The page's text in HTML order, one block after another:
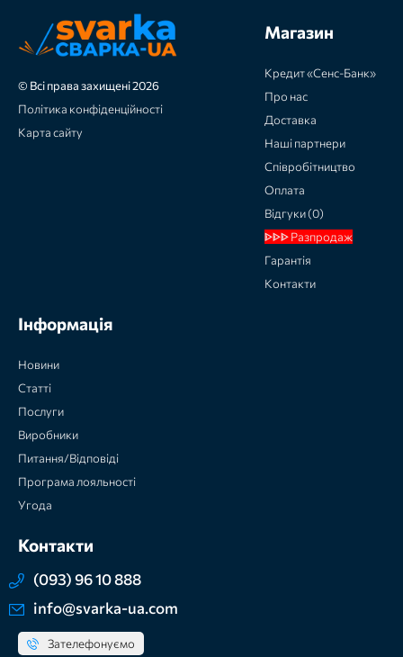
© Всі права захищені 2026
Політика конфіденційності
Карта сайту
Магазин
Кредит «Сенс-Банк»
Про нас
Доставка
Наші партнери
Співробітництво
Оплата
Відгуки (0)
ᐈᐈᐈ Разпродаж
Гарантія
Контакти
Інформація
Новини
Статті
Послуги
Виробники
Питання/Відповіді
Програма лояльності
Угода
Контакти
(093) 96 10 888
info@svarka-ua.com
Зателефонуємо